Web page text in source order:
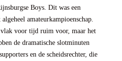
Boys. Dit was een
amateurkampioenschap.
vlak voor tijd ruim voor, maar het
de dramatische slotminuten
en de scheidsrechter, die